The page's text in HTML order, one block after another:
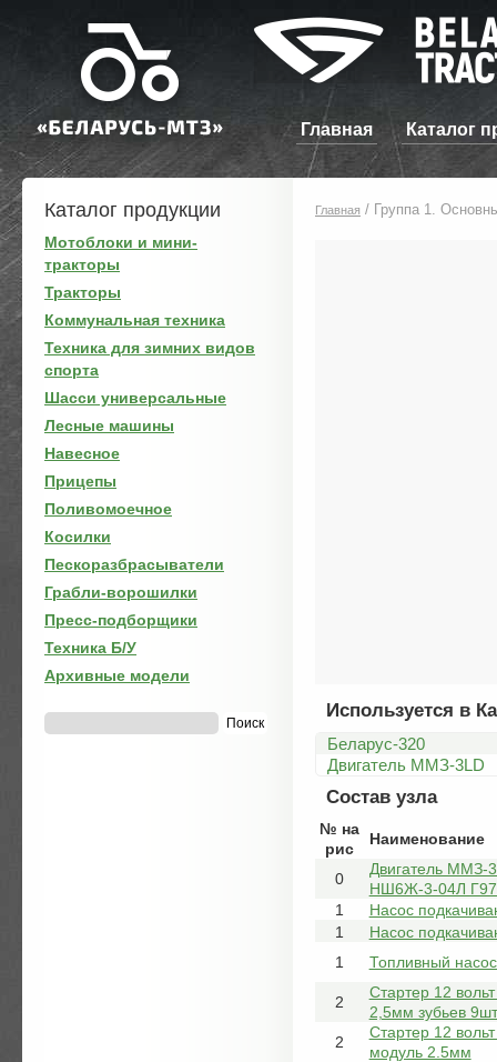
Главная Каталог
Каталог продукции
Мотоблоки и мини-
тракторы
Тракторы
Коммунальная техника
Техника для зимних видов
спорта
Шасси универсальные
Лесные машины
Навесное
Прицепы
Поливомоечное
Косилки
Пескоразбрасыватели
Грабли-ворошилки
Пресс-подборщики
Техника Б/У
Архивные модели
Главная / Группа 1.
Используется в
Беларус-320
Двигатель ММЗ-3LD
Состав узла
№ на
рис
Наименование
0
Двигатель ММЗ-
НШ6Ж-3-04Л
1
Насос
1
Насос
1
Топливный
2
Стартер 12
2,5мм зубьев
2
Стартер 12
модуль 2.5мм